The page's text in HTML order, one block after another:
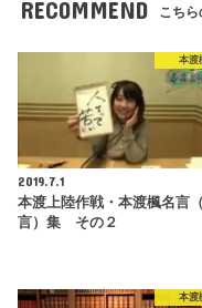
RECOMMEND こちら
本渡
2019.7.1
本渡上陸作戦・本渡楓名言
言）集 その２
本渡